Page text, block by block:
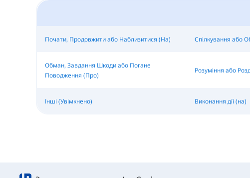
Почати, Продовжити або Наблизитися (На) Спілкування або
Обман, Завдання Шкоди або Погане
Поводження (Про)
Розуміння або
Інші (Увімкнено) Виконання дії (на)